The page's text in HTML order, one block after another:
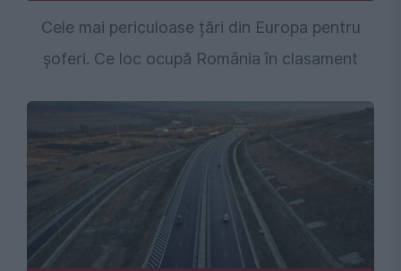
Cele mai periculoase țări din Europa pentru
șoferi. Ce loc ocupă România în clasament